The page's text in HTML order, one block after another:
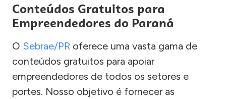
Conteúdos Gratuitos para
Empreendedores do Paraná
O Sebrae/PR oferece uma vasta gama de
conteúdos gratuitos para apoiar
empreendedores de todos os setores e
portes. Nosso objetivo é fornecer as